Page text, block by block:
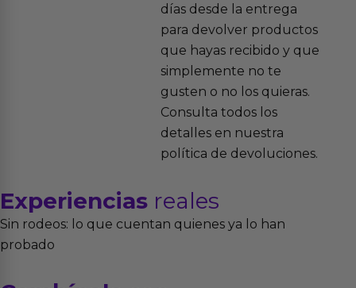
días desde la entrega
para devolver productos
que hayas recibido y que
simplemente no te
gusten o no los quieras.
Consulta todos los
detalles en nuestra
política de devoluciones.
Experiencias reales
Sin rodeos: lo que cuentan quienes ya lo han
probado